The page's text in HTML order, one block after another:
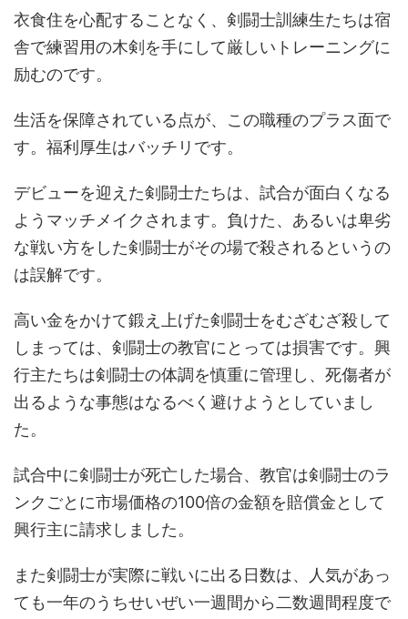
衣食住を心配することなく、剣闘士訓練生たちは宿
舎で練習用の木剣を手にして厳しいトレーニングに
励むのです。
生活を保障されている点が、この職種のプラス面で
す。福利厚生はバッチリです。
デビューを迎えた剣闘士たちは、試合が面白くなる
ようマッチメイクされます。負けた、あるいは卑劣
な戦い方をした剣闘士がその場で殺されるというの
は誤解です。
高い金をかけて鍛え上げた剣闘士をむざむざ殺して
しまっては、剣闘士の教官にとっては損害です。興
行主たちは剣闘士の体調を慎重に管理し、死傷者が
出るような事態はなるべく避けようとしていまし
た。
試合中に剣闘士が死亡した場合、教官は剣闘士のラ
ンクごとに市場価格の100倍の金額を賠償金として
興行主に請求しました。
また剣闘士が実際に戦いに出る日数は、人気があっ
ても一年のうちせいぜい一週間から二数週間程度で